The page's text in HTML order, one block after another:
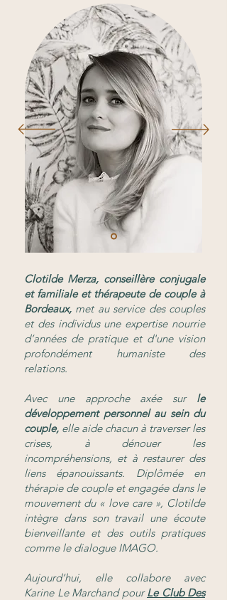
Clotilde Merza, conseillère conjugale
et familiale et thérapeute de couple à
Bordeaux, met au service des couples
et des individus une expertise nourrie
d’années de pratique et d'une vision
profondément humaniste des
relations.
Avec une approche axée sur le
développement personnel au sein du
couple, elle aide chacun à traverser les
crises, à dénouer les
incompréhensions, et à restaurer des
liens épanouissants. Diplômée en
thérapie de couple et engagée dans le
mouvement du « love care », Clotilde
intègre dans son travail une écoute
bienveillante et des outils pratiques
comme le dialogue IMAGO.
Aujourd’hui, elle collabore avec
Karine Le Marchand pourLe Club Des